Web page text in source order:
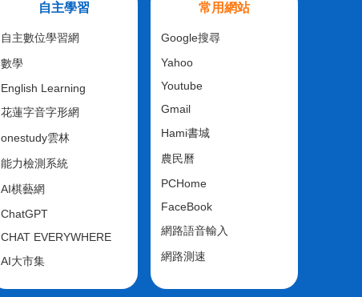
自主學習
自主數位學習網
數學
English Learning
花蓮字音字形網
onestudy雲林
能力檢測系統
AI棋藝網
ChatGPT
CHAT EVERYWHERE
AI大市集
常用網站
Google搜尋
Yahoo
Youtube
Gmail
Hami書城
農民曆
PCHome
FaceBook
網路語音輸入
網路測速